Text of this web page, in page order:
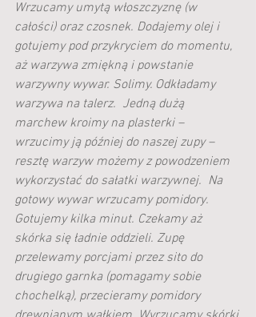
Wrzucamy umytą włoszczyznę (w
całości) oraz czosnek. Dodajemy olej i
gotujemy pod przykryciem do momentu,
aż warzywa zmiękną i powstanie
warzywny wywar. Solimy. Odkładamy
warzywa na talerz.  Jedną dużą
marchew kroimy na plasterki –
wrzucimy ją później do naszej zupy –
resztę warzyw możemy z powodzeniem
wykorzystać do sałatki warzywnej.  Na
gotowy wywar wrzucamy pomidory.
Gotujemy kilka minut. Czekamy aż
skórka się ładnie oddzieli. Zupę
przelewamy porcjami przez sito do
drugiego garnka (pomagamy sobie
chochelką), przecieramy pomidory